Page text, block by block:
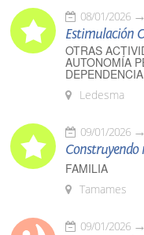
08/01/2026
Estimulación
OTRAS
AUTONOMÍA
DEPENDENCIA
Ledesma
09/01/2026
FAMILIA
Tamames
09/01/2026